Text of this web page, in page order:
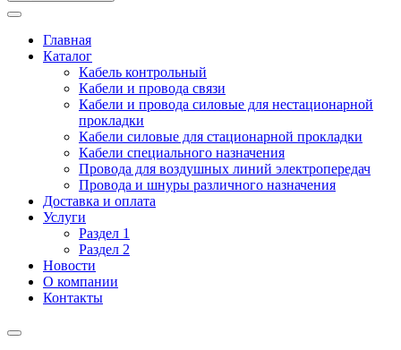
Главная
Каталог
Кабель контрольный
Кабели и провода связи
Кабели и провода силовые для нестационарной
прокладки
Кабели силовые для стационарной прокладки
Кабели специального назначения
Провода для воздушных линий электропередач
Провода и шнуры различного назначения
Доставка и оплата
Услуги
Раздел 1
Раздел 2
Новости
О компании
Контакты